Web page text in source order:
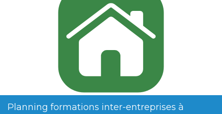
Planning formations inter-entreprises à